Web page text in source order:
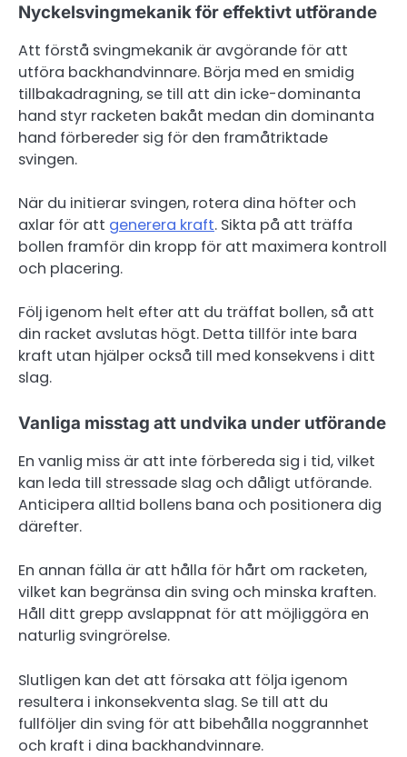
Nyckelsvingmekanik för effektivt utförande
Att förstå svingmekanik är avgörande för att
utföra backhandvinnare. Börja med en smidig
tillbakadragning, se till att din icke-dominanta
hand styr racketen bakåt medan din dominanta
hand förbereder sig för den framåtriktade
svingen.
När du initierar svingen, rotera dina höfter och
axlar för att generera kraft. Sikta på att träffa
bollen framför din kropp för att maximera kontroll
och placering.
Följ igenom helt efter att du träffat bollen, så att
din racket avslutas högt. Detta tillför inte bara
kraft utan hjälper också till med konsekvens i ditt
slag.
Vanliga misstag att undvika under utförande
En vanlig miss är att inte förbereda sig i tid, vilket
kan leda till stressade slag och dåligt utförande.
Anticipera alltid bollens bana och positionera dig
därefter.
En annan fälla är att hålla för hårt om racketen,
vilket kan begränsa din sving och minska kraften.
Håll ditt grepp avslappnat för att möjliggöra en
naturlig svingrörelse.
Slutligen kan det att försaka att följa igenom
resultera i inkonsekventa slag. Se till att du
fullföljer din sving för att bibehålla noggrannhet
och kraft i dina backhandvinnare.